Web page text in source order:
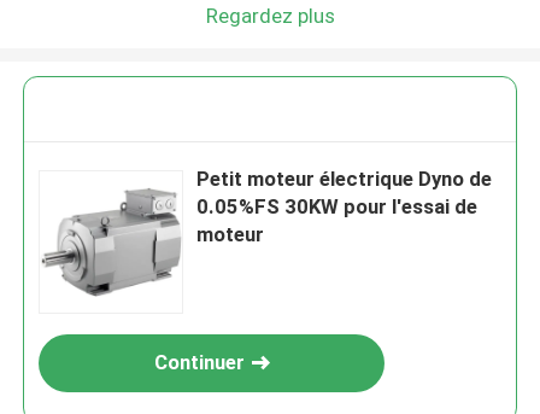
Regardez plus
Petit moteur électrique Dyno de
0.05%FS 30KW pour l'essai de
moteur
Continuer